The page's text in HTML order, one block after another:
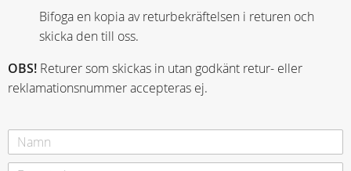
Bifoga en kopia av returbekräftelsen i returen och
skicka den till oss.
OBS! Returer som skickas in utan godkänt retur- eller
reklamationsnummer accepteras ej.